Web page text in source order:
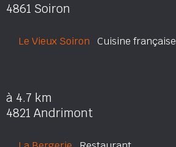
4861 Soiron
Le Vieux Soiron Cuisine française
à 4.7 km
4821 Andrimont